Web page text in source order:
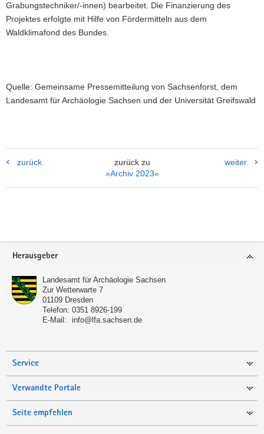
Grabungstechniker/-innen) bearbeitet. Die Finanzierung des
Projektes erfolgte mit Hilfe von Fördermitteln aus dem
Waldklimafond des Bundes.
Quelle: Gemeinsame Pressemitteilung von Sachsenforst, dem
Landesamt für Archäologie Sachsen und der Universität Greifswald
zurück
zurück zu
»Archiv 2023«
weiter
Footer-
Herausgeber
Landesamt für Archäologie Sachsen
Zur Wetterwarte 7
01109 Dresden
Telefon: 0351 8926-199
E-Mail:
info@lfa.sachsen.de
Service
Verwandte Portale
Seite empfehlen